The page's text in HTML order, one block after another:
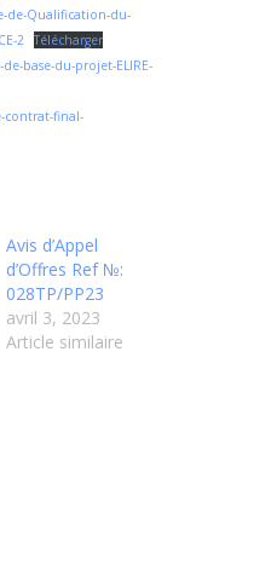
de-Qualification-du-
2 Télécharger
base-du-projet-ELIRE-
contrat-final-
Avis d’Appel
d’Offres Ref №:
028TP/PP23
avril 3, 2023
Article similaire